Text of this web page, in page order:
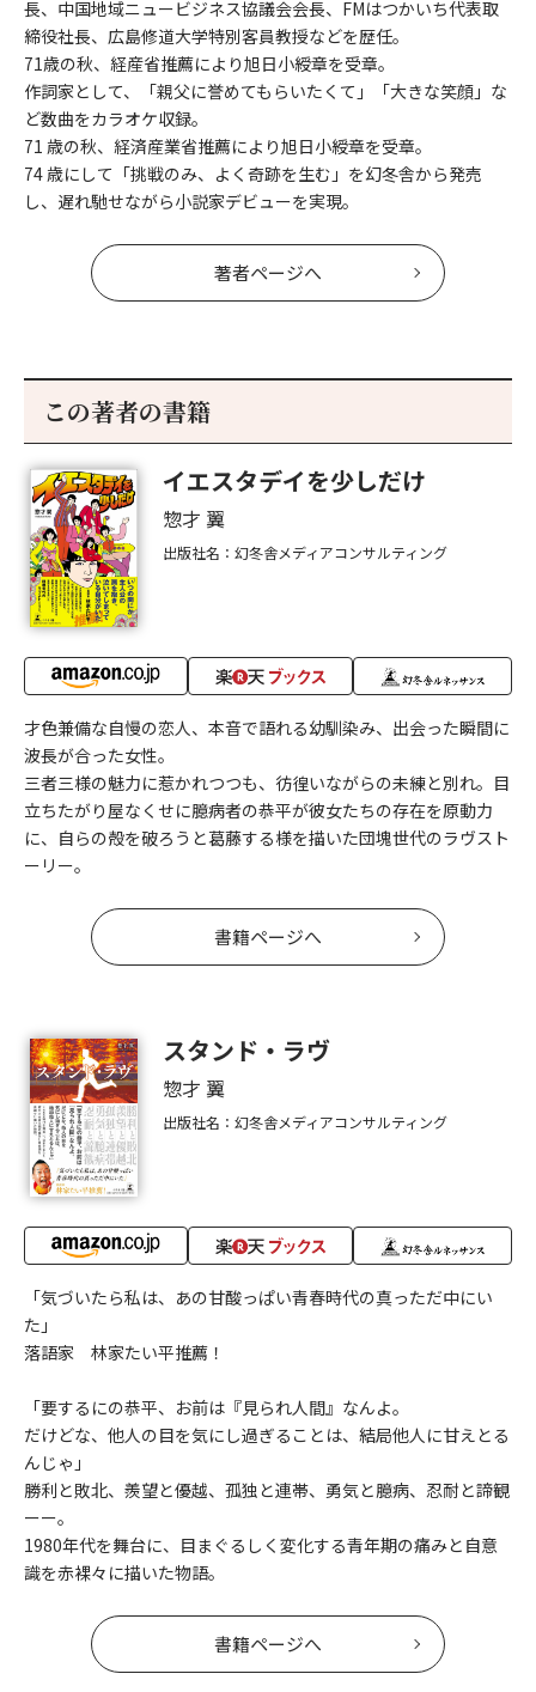
長、中国地域ニュービジネス協議会会長、FMはつかいち代表取
締役社長、広島修道大学特別客員教授などを歴任。
71歳の秋、経産省推薦により旭日小綬章を受章。
作詞家として、「親父に誉めてもらいたくて」「大きな笑顔」な
ど数曲をカラオケ収録。
71 歳の秋、経済産業省推薦により旭日小綬章を受章。
74 歳にして「挑戦のみ、よく奇跡を生む」を幻冬舎から発売
し、遅れ馳せながら小説家デビューを実現。
著者ページへ
この著者の書籍
イエスタデイを少しだけ
惣才 翼
出版社名：幻冬舎メディアコンサルティング
才色兼備な自慢の恋人、本音で語れる幼馴染み、出会った瞬間に
波長が合った女性。
三者三様の魅力に惹かれつつも、彷徨いながらの未練と別れ。目
立ちたがり屋なくせに臆病者の恭平が彼女たちの存在を原動力
に、自らの殻を破ろうと葛藤する様を描いた団塊世代のラヴスト
ーリー。
書籍ページへ
スタンド・ラヴ
惣才 翼
出版社名：幻冬舎メディアコンサルティング
「気づいたら私は、あの甘酸っぱい青春時代の真っただ中にい
た」
落語家 林家たい平推薦！
「要するにの恭平、お前は『見られ人間』なんよ。
だけどな、他人の目を気にし過ぎることは、結局他人に甘えとる
んじゃ」
勝利と敗北、羨望と優越、孤独と連帯、勇気と臆病、忍耐と諦観
ーー。
1980年代を舞台に、目まぐるしく変化する青年期の痛みと自意
識を赤裸々に描いた物語。
書籍ページへ